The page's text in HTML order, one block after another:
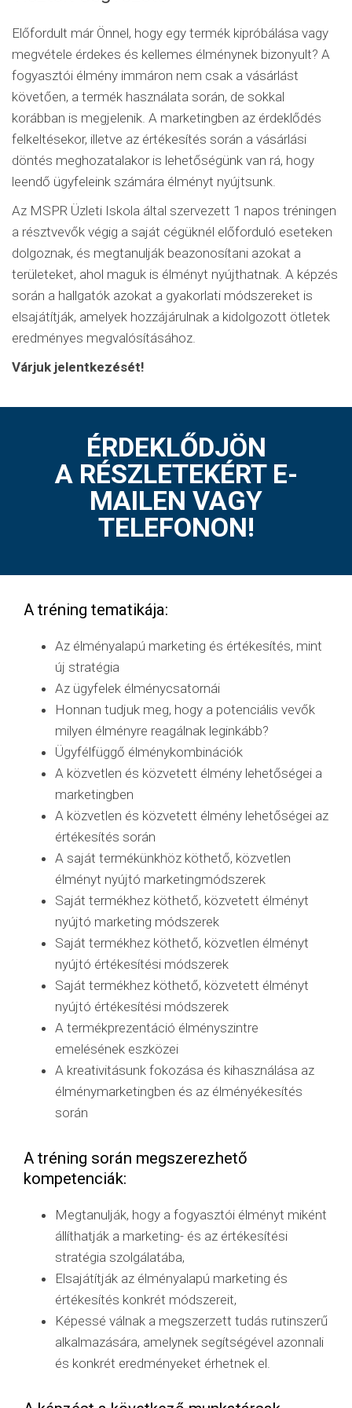
Előfordult már Önnel, hogy egy termék kipróbálása vagy
megvétele érdekes és kellemes élménynek bizonyult? A
fogyasztói élmény immáron nem csak a vásárlást
követően, a termék használata során, de sokkal
korábban is megjelenik. A marketingben az érdeklődés
felkeltésekor, illetve az értékesítés során a vásárlási
döntés meghozatalakor is lehetőségünk van rá, hogy
leendő ügyfeleink számára élményt nyújtsunk.
Az MSPR Üzleti Iskola által szervezett 1 napos tréningen
a résztvevők végig a saját cégüknél előforduló eseteken
dolgoznak, és megtanulják beazonosítani azokat a
területeket, ahol maguk is élményt nyújthatnak. A képzés
során a hallgatók azokat a gyakorlati módszereket is
elsajátítják, amelyek hozzájárulnak a kidolgozott ötletek
eredményes megvalósításához.
Várjuk jelentkezését!
ÉRDEKLŐDJÖN
A RÉSZLETEKÉRT E-
MAILEN VAGY
TELEFONON!
A tréning tematikája:
Az élményalapú marketing és értékesítés, mint
új stratégia
Az ügyfelek élménycsatornái
Honnan tudjuk meg, hogy a potenciális vevők
milyen élményre reagálnak leginkább?
Ügyfélfüggő élménykombinációk
A közvetlen és közvetett élmény lehetőségei a
marketingben
A közvetlen és közvetett élmény lehetőségei az
értékesítés során
A saját termékünkhöz köthető, közvetlen
élményt nyújtó marketingmódszerek
Saját termékhez köthető, közvetett élményt
nyújtó marketing módszerek
Saját termékhez köthető, közvetlen élményt
nyújtó értékesítési módszerek
Saját termékhez köthető, közvetett élményt
nyújtó értékesítési módszerek
A termékprezentáció élményszintre
emelésének eszközei
A kreativitásunk fokozása és kihasználása az
élménymarketingben és az élményékesítés
során
A tréning során megszerezhető
kompetenciák:
Megtanulják, hogy a fogyasztói élményt miként
állíthatják a marketing- és az értékesítési
stratégia szolgálatába,
Elsajátítják az élményalapú marketing és
értékesítés konkrét módszereit,
Képessé válnak a megszerzett tudás rutinszerű
alkalmazására, amelynek segítségével azonnali
és konkrét eredményeket érhetnek el.